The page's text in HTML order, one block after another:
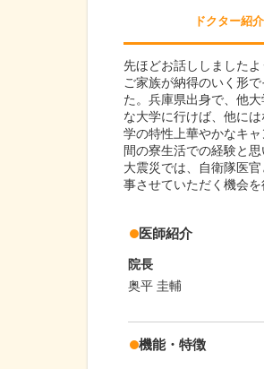
ドクター紹介
先ほどお話ししました
ご家族が納得のいく形
た。兵庫県出身で、他
な大学に行けば、他に
学の特性上華やかなキ
間の寮生活での経験と
大震災では、自衛隊医
事させていただく機会
医師紹介
院長
奥平 圭輔
機能・特徴